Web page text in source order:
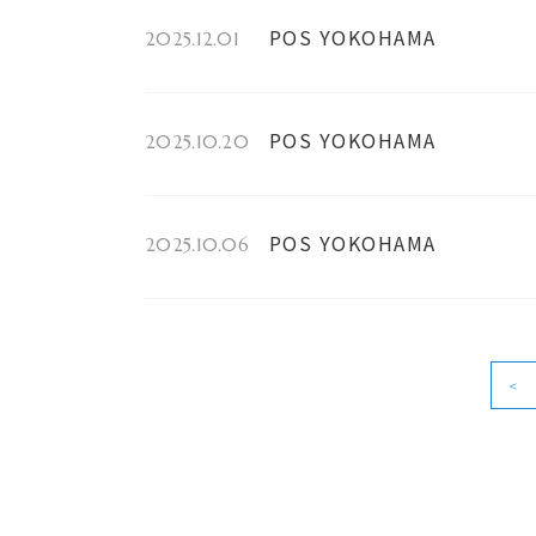
2025.12.01 POS YOKOHAMA
2025.10.20 POS YOKOHAMA
2025.10.06 POS YOKOHAMA
<